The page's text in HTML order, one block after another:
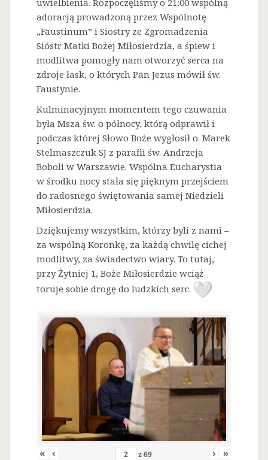
uwielbienia. Rozpoczęliśmy o 21:00 wspólną
adoracją prowadzoną przez Wspólnotę
„Faustinum” i Siostry ze Zgromadzenia
Sióstr Matki Bożej Miłosierdzia, a śpiew i
modlitwa pomogły nam otworzyć serca na
zdroje łask, o których Pan Jezus mówił św.
Faustynie.
Kulminacyjnym momentem tego czuwania
była Msza św. o północy, którą odprawił i
podczas której Słowo Boże wygłosił o. Marek
Stelmaszczuk SJ z parafii św. Andrzeja
Boboli w Warszawie. Wspólna Eucharystia
w środku nocy stała się pięknym przejściem
do radosnego świętowania samej Niedzieli
Miłosierdzia.
Dziękujemy wszystkim, którzy byli z nami –
za wspólną Koronkę, za każdą chwilę cichej
modlitwy, za świadectwo wiary. To tutaj,
przy Żytniej 1, Boże Miłosierdzie wciąż
toruje sobie drogę do ludzkich serc.
« ‹ z69 › »